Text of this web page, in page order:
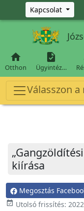
Ugrás a fő tartalomra
Kapcsolat

Otthon

Ügyintéz…
Válasszon
kiírása
Megosztás
event_available Utolsó frissítés: